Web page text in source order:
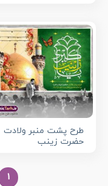
طرح پشت منبر ولادت
حضرت زینب
1